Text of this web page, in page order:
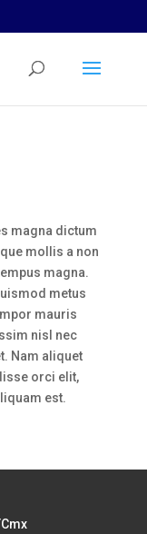
magna dictum
mollis a non
magna.
metus
mauris
nisl nec
Nam aliquet
orci elit,
est.